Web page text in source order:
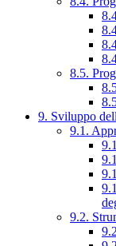
8.5.
9. Sviluppo
9.1.
9.2.